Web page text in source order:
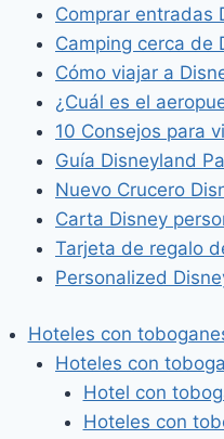
Comprar entradas
Camping cerca de
Cómo viajar a
¿Cuál es el
10 Consejos para
Guía Disneyland
Nuevo Crucero
Carta Disney
Tarjeta de regalo
Personalized
Hoteles con
Hoteles con
Hotel con
Hoteles con